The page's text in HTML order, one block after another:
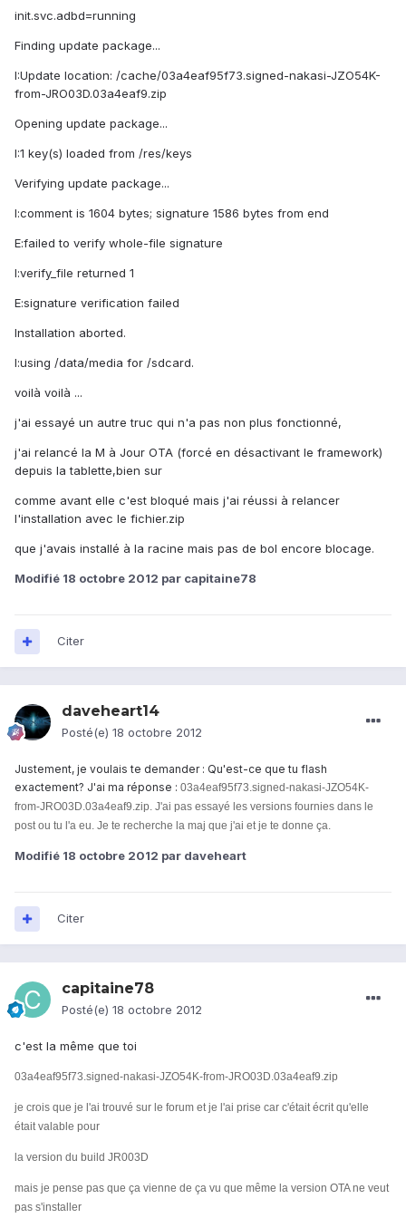
init.svc.adbd=running
Finding update package...
I:Update location: /cache/03a4eaf95f73.signed-nakasi-JZO54K-
from-JRO03D.03a4eaf9.zip
Opening update package...
I:1 key(s) loaded from /res/keys
Verifying update package...
I:comment is 1604 bytes; signature 1586 bytes from end
E:failed to verify whole-file signature
I:verify_file returned 1
E:signature verification failed
Installation aborted.
I:using /data/media for /sdcard.
voilà voilà ...
j'ai essayé un autre truc qui n'a pas non plus fonctionné,
j'ai relancé la M à Jour OTA (forcé en désactivant le framework)
depuis la tablette,bien sur
comme avant elle c'est bloqué mais j'ai réussi à relancer
l'installation avec le fichier.zip
que j'avais installé à la racine mais pas de bol encore blocage.
Modifié 18 octobre 2012 par capitaine78
Citer
daveheart14
Posté(e) 18 octobre 2012
Justement, je voulais te demander : Qu'est-ce que tu flash
exactement? J'ai ma réponse : 03a4eaf95f73.signed-nakasi-JZO54K-
from-JRO03D.03a4eaf9.zip. J'ai pas essayé les versions fournies dans le
post ou tu l'a eu. Je te recherche la maj que j'ai et je te donne ça.
Modifié 18 octobre 2012 par daveheart
Citer
capitaine78
Posté(e) 18 octobre 2012
c'est la même que toi
03a4eaf95f73.signed-nakasi-JZO54K-from-JRO03D.03a4eaf9.zip
je crois que je l'ai trouvé sur le forum et je l'ai prise car c'était écritqu'elle
était valable pour
la version du build JR003D
mais je pense pas que ça vienne de ça vu que même la version OTA ne veut
pas s'installer